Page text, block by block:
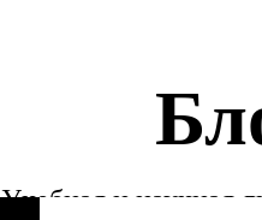
Учебная и научная